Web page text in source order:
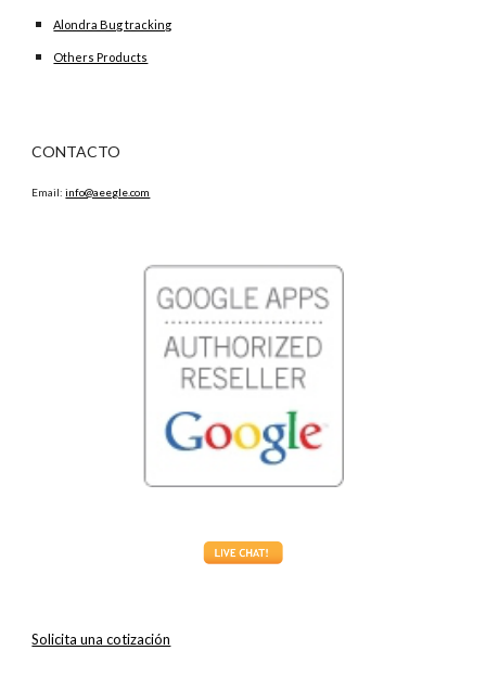
Alondra Bug tracking
Others Products
CONTACTO
Email: info@aeegle.com
Solicita una cotización